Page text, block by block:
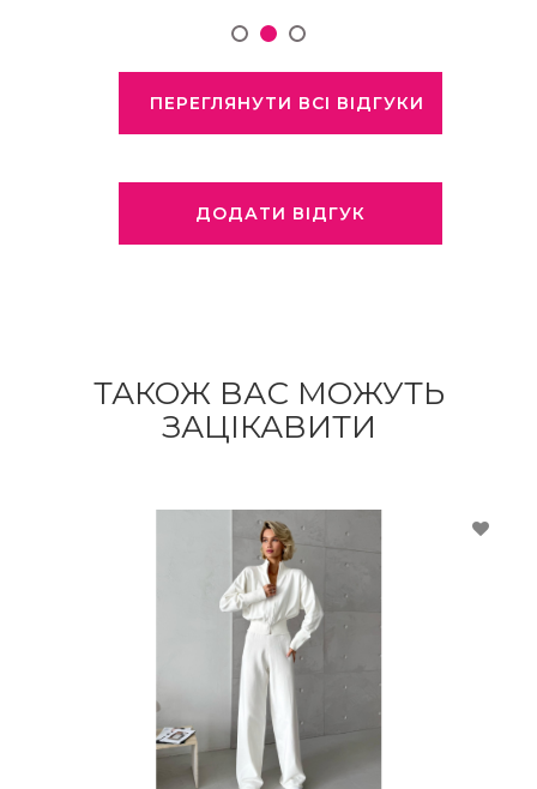
ПЕРЕГЛЯНУТИ ВСІ ВІДГУКИ
ДОДАТИ ВІДГУК
ТАКОЖ ВАС МОЖУТЬ
ЗАЦІКАВИТИ